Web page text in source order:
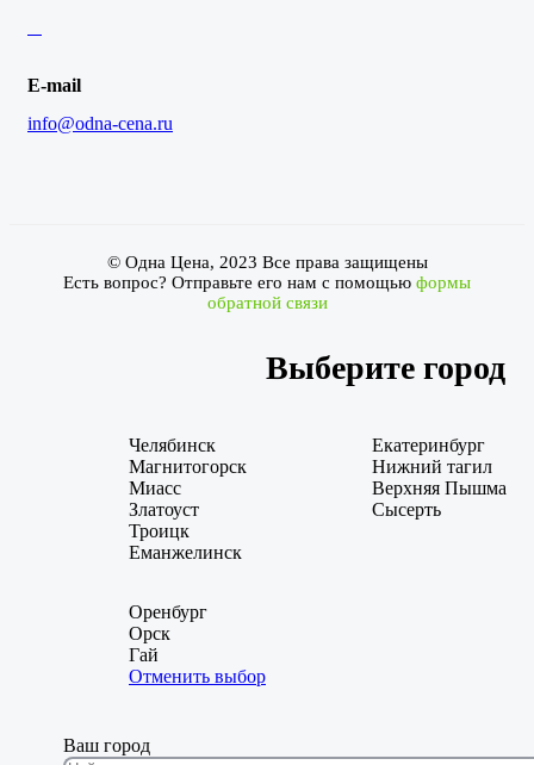
E-mail
info@odna-cena.ru
© Одна Цена, 2023 Все права защищены
Есть вопрос? Отправьте его нам с помощью формы
обратной связи
Выберите город
Челябинск
Магнитогорск
Миасс
Златоуст
Троицк
Еманжелинск
Екатеринбург
Нижний тагил
Верхняя Пышма
Сысерть
Оренбург
Орск
Гай
Отменить выбор
Ваш город